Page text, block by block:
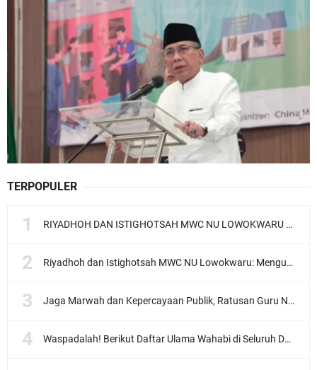
TERPOPULER
RIYADHOH DAN ISTIGHOTSAH MWC NU LOWOKWARU Menyambut Muktamar NU ke-35, Meneguhkan Sanad Laku Para Muassis
Riyadhoh dan Istighotsah MWC NU Lowokwaru: Menguatkan Doa, Menjalin Ukhuwah Menyambut Muktamar NU ke-35
Jaga Marwah dan Kepercayaan Publik, Ratusan Guru Ngaji Kota Malang Serukan Deklarasi Ramah Anak
Waspadalah! Berikut Daftar Ulama Wahabi di Seluruh Dunia dan Karya-karyanya